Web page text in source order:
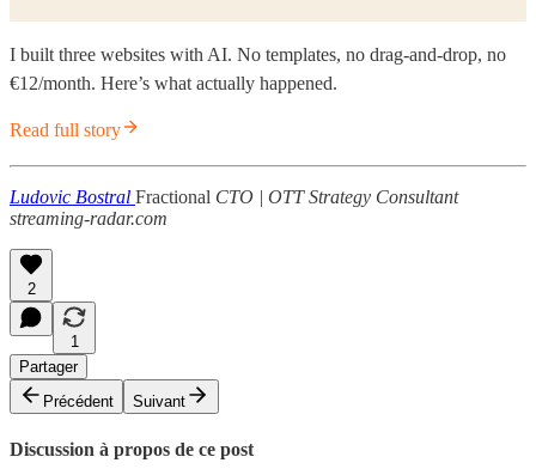
I built three websites with AI. No templates, no drag-and-drop, no
€12/month. Here’s what actually happened.
Read full story
Ludovic Bostral Fractional CTO | OTT Strategy Consultant
streaming-radar.com
2
1
Partager
Précédent
Suivant
Discussion à propos de ce post